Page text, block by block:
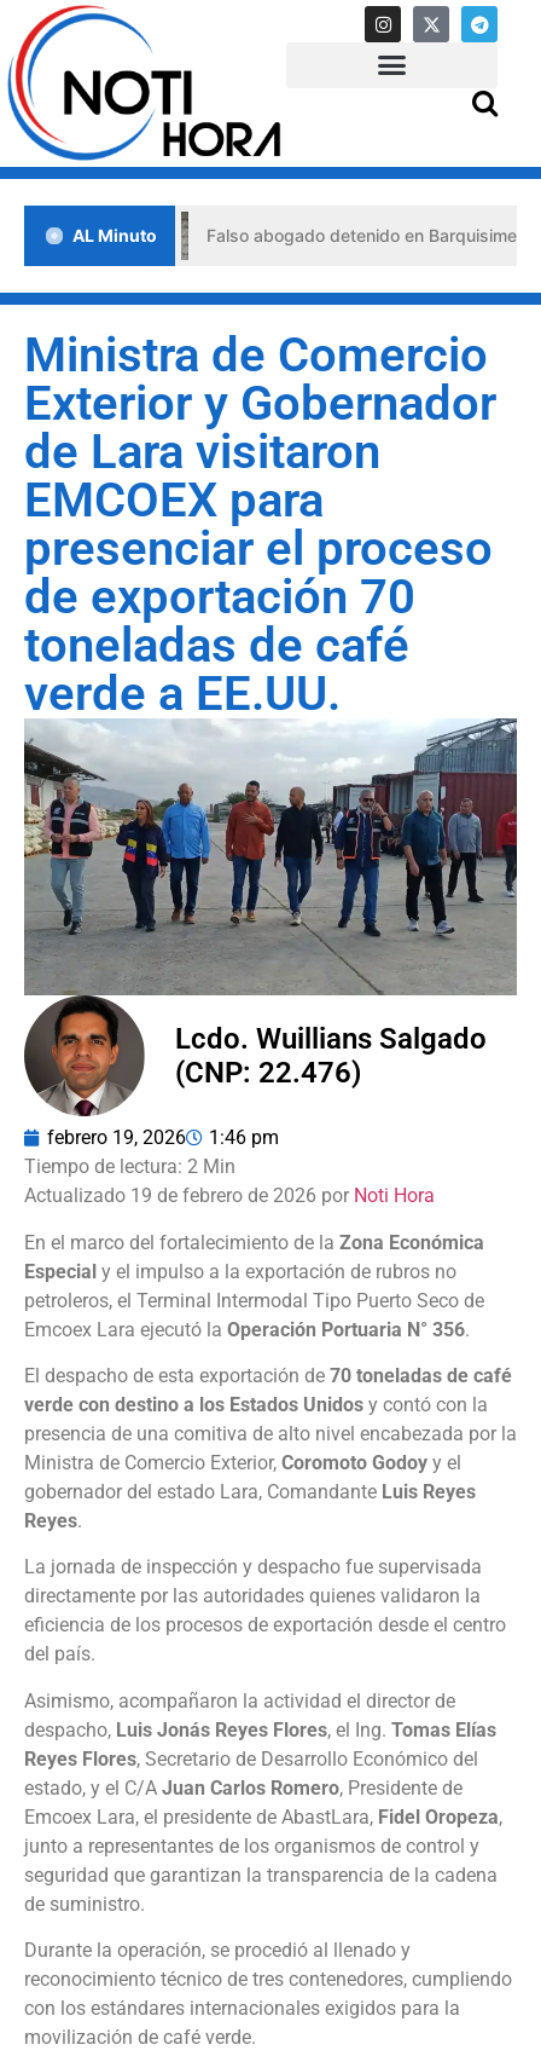
AL MinutoFalso abogado detenido en Barquisimeto: habría
Ministra de Comercio
Exterior y Gobernador
de Lara visitaron
EMCOEX para
presenciar el proceso
de exportación 70
toneladas de café
verde a EE.UU.
Lcdo. Wuillians Salgado
(CNP: 22.476)
febrero 19, 2026 1:46 pm
Actualizado 19 de febrero de 2026 por Noti Hora
En el marco del fortalecimiento de la Zona Económica
Especial y el impulso a la exportación de rubros no
petroleros, el Terminal Intermodal Tipo Puerto Seco de
Emcoex Lara ejecutó la Operación Portuaria N° 356.
El despacho de esta exportación de 70 toneladas de café
verde con destino a los Estados Unidos y contó con la
presencia de una comitiva de alto nivel encabezada por la
Ministra de Comercio Exterior, Coromoto Godoy y el
gobernador del estado Lara, Comandante Luis Reyes
Reyes.
La jornada de inspección y despacho fue supervisada
directamente por las autoridades quienes validaron la
eficiencia de los procesos de exportación desde el centro
del país.
Asimismo, acompañaron la actividad el director de
despacho, Luis Jonás Reyes Flores, el Ing. Tomas Elías
Reyes Flores, Secretario de Desarrollo Económico del
estado, y el C/A Juan Carlos Romero, Presidente de
Emcoex Lara, el presidente de AbastLara, Fidel Oropeza,
junto a representantes de los organismos de control y
seguridad que garantizan la transparencia de la cadena
de suministro.
Durante la operación, se procedió al llenado y
reconocimiento técnico de tres contenedores, cumpliendo
con los estándares internacionales exigidos para la
movilización de café verde.